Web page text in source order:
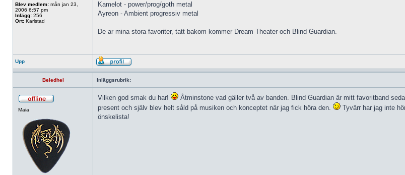
Blev medlem: mån jan 23,
2006 6:57 pm
Inlägg: 256
Ort: Karlstad
Kamelot - power/prog/goth metal
Ayreon - Ambient progressiv metal
De ar mina stora favoriter, tatt bakom kommer Dream Theater och Blind Guardian.
Upp
Beledhel Inläggsrubrik:
Maia
Vilken god smak du har!
Åtminstone vad gäller två av banden. Blind Guardian är mitt favoritband
present och själv blev helt såld på musiken och konceptet när jag fick höra den.
Tyvärr har jag inte
önskelista!